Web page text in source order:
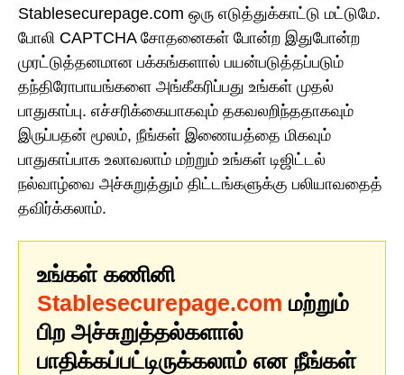
Stablesecurepage.com ஒரு எடுத்துக்காட்டு மட்டுமே.
போலி CAPTCHA சோதனைகள் போன்ற இதுபோன்ற
முரட்டுத்தனமான பக்கங்களால் பயன்படுத்தப்படும்
தந்திரோபாயங்களை அங்கீகரிப்பது உங்கள் முதல்
பாதுகாப்பு. எச்சரிக்கையாகவும் தகவலறிந்ததாகவும்
இருப்பதன் மூலம், நீங்கள் இணையத்தை மிகவும்
பாதுகாப்பாக உலாவலாம் மற்றும் உங்கள் டிஜிட்டல்
நல்வாழ்வை அச்சுறுத்தும் திட்டங்களுக்கு பலியாவதைத்
தவிர்க்கலாம்.
உங்கள் கணினி
Stablesecurepage.com மற்றும்
பிற அச்சுறுத்தல்களால்
பாதிக்கப்பட்டிருக்கலாம் என நீங்கள்